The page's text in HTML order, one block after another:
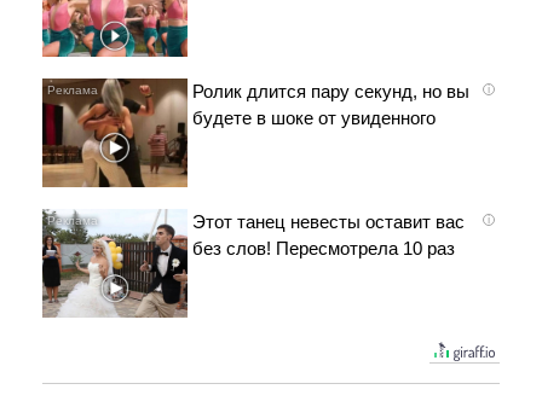
i
Ролик длится пару секунд, но вы
будете в шоке от увиденного
i
Этот танец невесты оставит вас
без слов! Пересмотрела 10 раз